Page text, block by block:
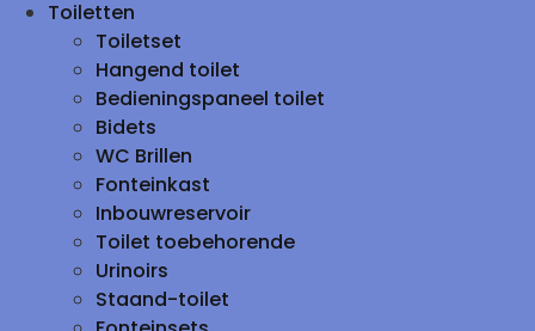
Toiletten
Toiletset
Hangend toilet
Bedieningspaneel toilet
Bidets
WC Brillen
Fonteinkast
Inbouwreservoir
Toilet toebehorende
Urinoirs
Staand-toilet